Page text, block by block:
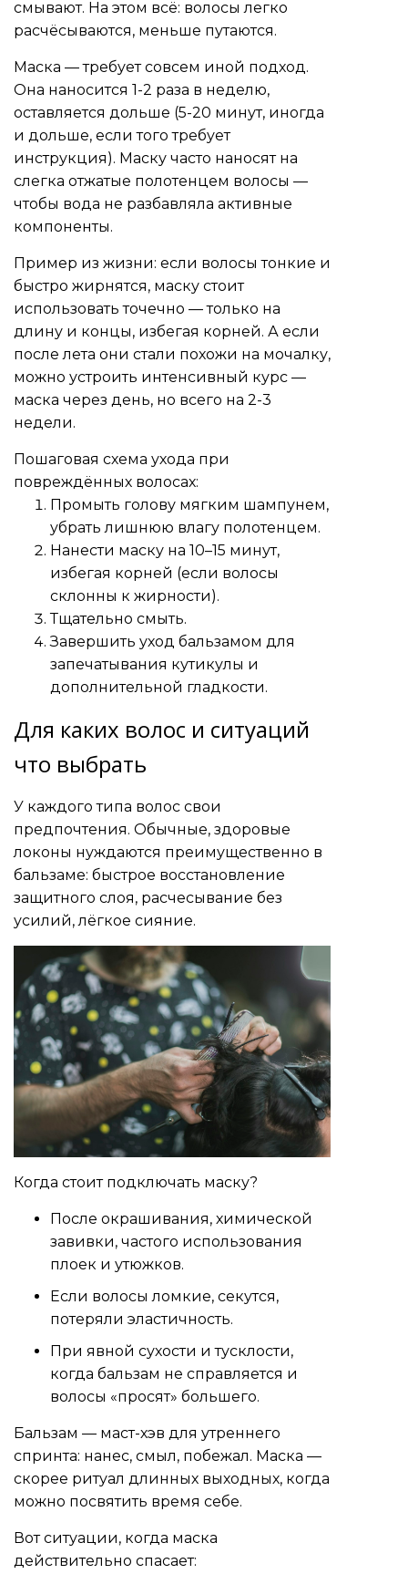
смывают. На этом всё: волосы легко
расчёсываются, меньше путаются.
Маска — требует совсем иной подход.
Она наносится 1-2 раза в неделю,
оставляется дольше (5-20 минут, иногда
и дольше, если того требует
инструкция). Маску часто наносят на
слегка отжатые полотенцем волосы —
чтобы вода не разбавляла активные
компоненты.
Пример из жизни: если волосы тонкие и
быстро жирнятся, маску стоит
использовать точечно — только на
длину и концы, избегая корней. А если
после лета они стали похожи на мочалку,
можно устроить интенсивный курс —
маска через день, но всего на 2-3
недели.
Пошаговая схема ухода при
повреждённых волосах:
Промыть голову мягким шампунем,
убрать лишнюю влагу полотенцем.
Нанести маску на 10–15 минут,
избегая корней (если волосы
склонны к жирности).
Тщательно смыть.
Завершить уход бальзамом для
запечатывания кутикулы и
дополнительной гладкости.
Для каких волос и ситуаций
что выбрать
У каждого типа волос свои
предпочтения. Обычные, здоровые
локоны нуждаются преимущественно в
бальзаме: быстрое восстановление
защитного слоя, расчесывание без
усилий, лёгкое сияние.
Когда стоит подключать маску?
После окрашивания, химической
завивки, частого использования
плоек и утюжков.
Если волосы ломкие, секутся,
потеряли эластичность.
При явной сухости и тусклости,
когда бальзам не справляется и
волосы «просят» большего.
Бальзам — маст-хэв для утреннего
спринта: нанес, смыл, побежал. Маска —
скорее ритуал длинных выходных, когда
можно посвятить время себе.
Вот ситуации, когда маска
действительно спасает: